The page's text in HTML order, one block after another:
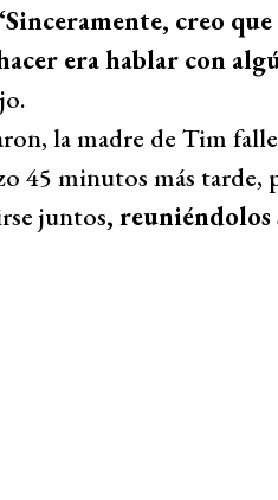
creo
era hablar con
la madre de Tim
45 minutos más tarde,
juntos,